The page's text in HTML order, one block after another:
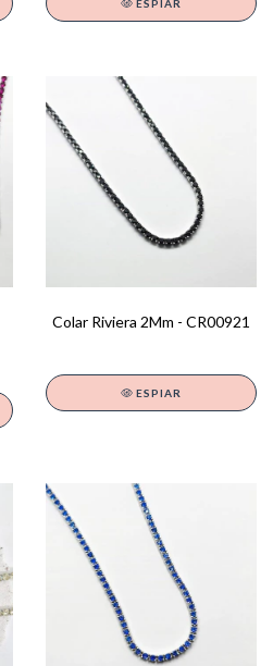
ESPIAR
Colar Riviera 2Mm - CR00921
ESPIAR